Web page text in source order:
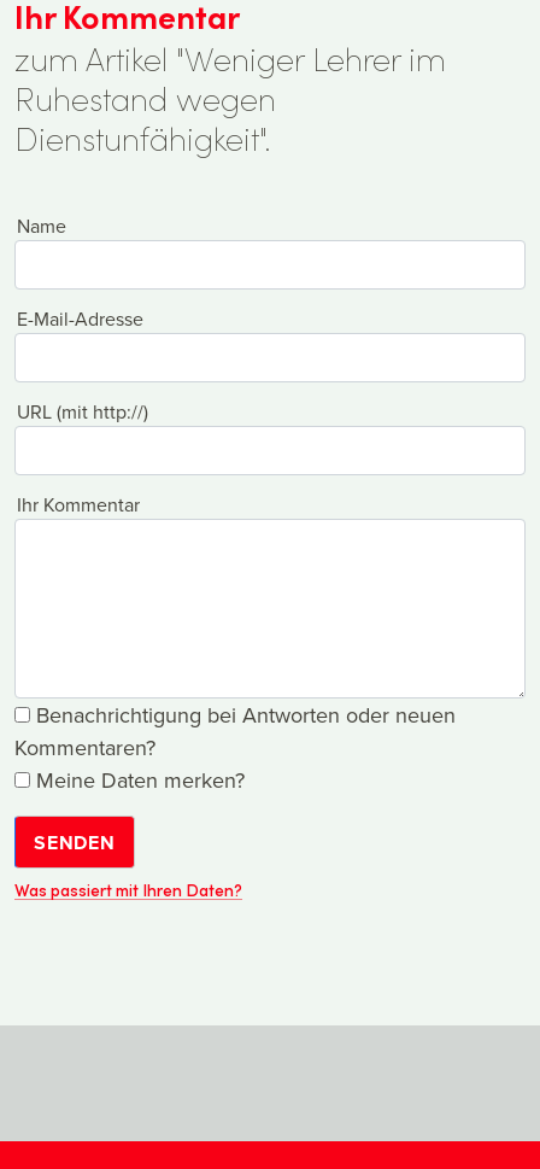
Ihr Kommentar
zum Artikel "Weniger Lehrer im
Ruhestand wegen
Dienstunfähigkeit".
Name
E-Mail-Adresse
URL (mit http://)
Ihr Kommentar
Benachrichtigung bei Antworten oder neuen
Kommentaren?
Meine Daten merken?
SENDEN
Was passiert mit Ihren Daten?